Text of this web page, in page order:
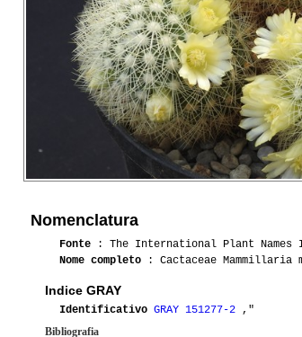
Nomenclatura
Fonte : The International Plant Names
Nome completo : Cactaceae Mammillaria
Indice GRAY
Identificativo GRAY 151277-2 ,"
Bibliografia